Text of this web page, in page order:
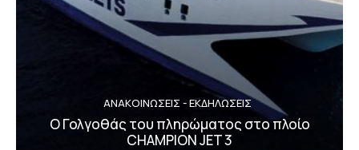
ΑΝΑΚΟΙΝΩΣΕΙΣ - ΕΚΔΗΛΩΣΕΙΣ
Ο Γολγοθάς του πληρώματος στο πλοίο
CHAMPION JET 3